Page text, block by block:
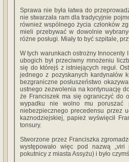
Sprawa nie była łatwa do
nie stwarzała ram dla tradycyjnie
również wspólnego życia członków
mieli przebywać w dowolnie
różne posługi. Miały to być szpitale,
W tych warunkach ostrożny
ubogich był przeciwny mnożeniu
się do którejś z istniejących reguł.
jednego z pozyskanych
bezgraniczne posłuszeństwo
ustnego zezwolenia na kontynuację
że Franciszek ma się ograniczyć do
wypadku nie wolno mu poruszać
niebezpiecznego precedensu przez
kaznodziejskiej, papież wyświęcił
tonsury.
Stworzone przez Franciszka
występowało więc pod nazwą
pokutnicy z miasta Assyżu) i było